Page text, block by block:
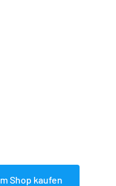
Shop kaufen